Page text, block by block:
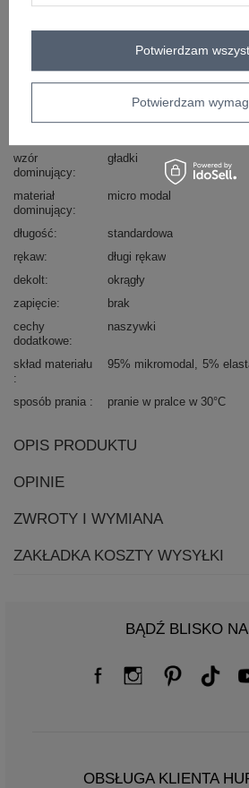
sposób prania : pranie w pralce w 30°C
typ produktu
bluzka codzienna
wzór
dominujący
gładki
materiał
dominujący
micro modal
długość
standardowa
rękaw
długi rękaw
dekolt
okrągły
zapięcie
brak
cechy
dodatkowe
naszywki
skład materiału 95% mikromodal 5%
sposób prania pranie w pralce w 30°C
OPIS PRODUKTU
OPINIE
ZWROTY I WYMIANA
ZAKŁADKA KOSZTY WYSYŁKI
BĄDŹ BLISKO
OBSŁUGA KLIENTA
Potwierdzam
Potwierdzam